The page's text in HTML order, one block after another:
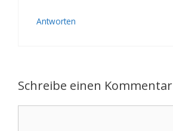
Antworten
Schreibe einen Kommentar